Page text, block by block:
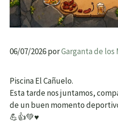
06/07/2026porGarganta de los
Piscina El Cañuelo.
Esta tarde nos juntamos,
de un buen momento
💪👍💚♥️